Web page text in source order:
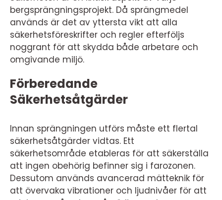
bergsprängningsprojekt. Då sprängmedel
används är det av yttersta vikt att alla
säkerhetsföreskrifter och regler efterföljs
noggrant för att skydda både arbetare och
omgivande miljö.
Förberedande
Säkerhetsåtgärder
Innan sprängningen utförs måste ett flertal
säkerhetsåtgärder vidtas. Ett
säkerhetsområde etableras för att säkerställa
att ingen obehörig befinner sig i farozonen.
Dessutom används avancerad mätteknik för
att övervaka vibrationer och ljudnivåer för att